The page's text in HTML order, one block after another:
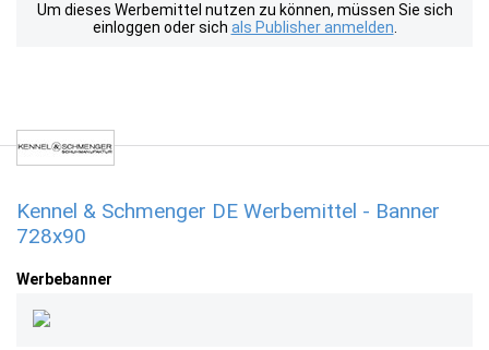
Um dieses Werbemittel nutzen zu können, müssen Sie sich
einloggen oder sich als Publisher anmelden
Kennel & Schmenger DE Werbemittel - Banner
728x90
Werbebanner